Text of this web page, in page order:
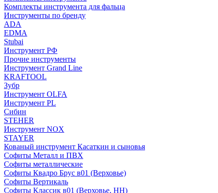
Комплекты инструмента для фальца
Инструменты по бренду
ADA
EDMA
Stubai
Инструмент РФ
Прочие инструменты
Инструмент Grand Line
KRAFTOOL
Зубр
Инструмент OLFA
Инструмент PL
Сибин
STEHER
Инструмент NOX
STAYER
Кованый инструмент Касаткин и сыновья
Софиты Металл и ПВХ
Софиты металлические
Софиты Квадро Брус в01 (Верховье)
Софиты Вертикаль
Софиты Классик в01 (Верховье, НН)